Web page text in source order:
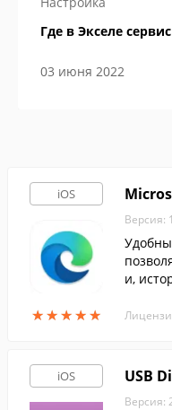
Где в Экселе сервис
03 июня 2022
iOS
★★★★★
★★★★★
Версия:
и,
ной
iOS USB
Версия: